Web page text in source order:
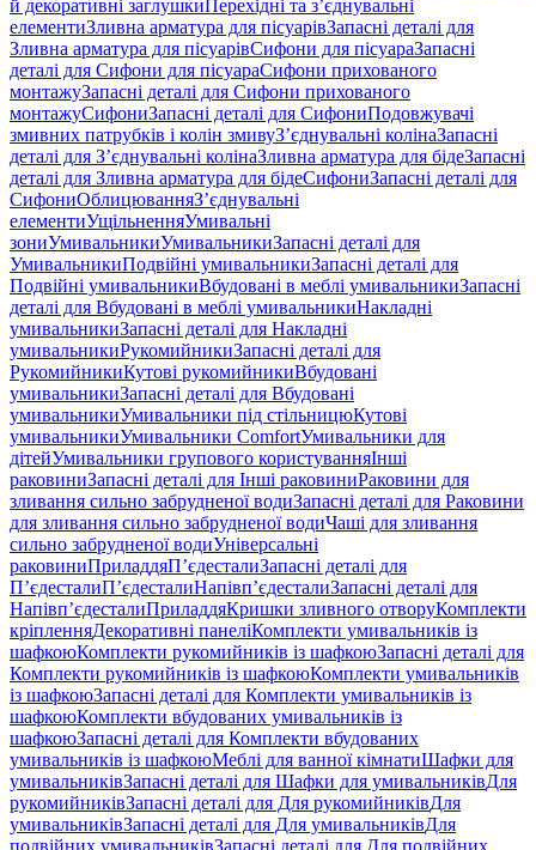
й декоративні заглушкиПерехідні та з’єднувальні
елементиЗливна арматура для пісуарівЗапасні деталі для
Зливна арматура для пісуарівСифони для пісуараЗапасні
деталі для Сифони для пісуараСифони прихованого
монтажуЗапасні деталі для Сифони прихованого
монтажуСифониЗапасні деталі для СифониПодовжувачі
змивних патрубків і колін змивуЗ’єднувальні колінаЗапасні
деталі для З’єднувальні колінаЗливна арматура для бідеЗапасні
деталі для Зливна арматура для бідеСифониЗапасні деталі для
СифониОблицюванняЗ’єднувальні
елементиУщільненняУмивальні
зониУмивальникиУмивальникиЗапасні деталі для
УмивальникиПодвійні умивальникиЗапасні деталі для
Подвійні умивальникиВбудовані в меблі умивальникиЗапасні
деталі для Вбудовані в меблі умивальникиНакладні
умивальникиЗапасні деталі для Накладні
умивальникиРукомийникиЗапасні деталі для
РукомийникиКутові рукомийникиВбудовані
умивальникиЗапасні деталі для Вбудовані
умивальникиУмивальники під стільницюКутові
умивальникиУмивальники ComfortУмивальники для
дітейУмивальники групового користуванняІнші
раковиниЗапасні деталі для Інші раковиниРаковини для
зливання сильно забрудненої водиЗапасні деталі для Раковини
для зливання сильно забрудненої водиЧаші для зливання
сильно забрудненої водиУніверсальні
раковиниПриладдяП’єдесталиЗапасні деталі для
П’єдесталиП’єдесталиНапівп’єдесталиЗапасні деталі для
Напівп’єдесталиПриладдяКришки зливного отворуКомплекти
кріпленняДекоративні панеліКомплекти умивальників із
шафкоюКомплекти рукомийників із шафкоюЗапасні деталі для
Комплекти рукомийників із шафкоюКомплекти умивальників
із шафкоюЗапасні деталі для Комплекти умивальників із
шафкоюКомплекти вбудованих умивальників із
шафкоюЗапасні деталі для Комплекти вбудованих
умивальників із шафкоюМеблі для ванної кімнатиШафки для
умивальниківЗапасні деталі для Шафки для умивальниківДля
рукомийниківЗапасні деталі для Для рукомийниківДля
умивальниківЗапасні деталі для Для умивальниківДля
подвійних умивальниківЗапасні деталі для Для подвійних